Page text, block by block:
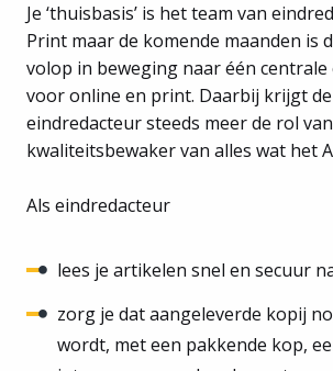
Je ‘thuisbasis’ is het team van
Print maar de komende maanden is
volop in beweging naar één centrale
voor online en print. Daarbij krijgt
eindredacteur steeds meer de rol van
kwaliteitsbewaker van alles wat het
Als eindredacteur
lees je artikelen snel en secuur
zorg je dat aangeleverde kopij
wordt, met een pakkende kop,